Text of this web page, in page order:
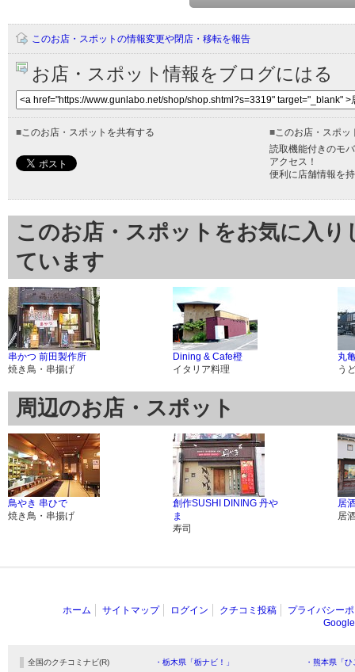
このお店・スポットの情報変更や閉店・移転を報告
お店・スポット情報をブログにはる
■このお店・スポットを共有する ■このお店・スポッ
読取機能付きのモ
アクセス！
便利に店舗情報を
このお店・スポットをお気に入
ています
串かつ 前田製作所
焼き鳥・串揚げ
Dining & Cafe橙
イタリア料理
丸
う
周辺のお店・スポット
鳥やき 串ひで
焼き鳥・串揚げ
創作SUSHI DINING 丹や
ま
寿司
居
居
ホーム サイトマップ ログイン クチコミ投稿
プライバシー
全国のクチコミナビ(R) ・栃木県「栃ナビ！」 ・熊本県「